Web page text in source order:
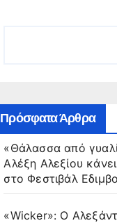
Πρόσφατα Άρθρα
«Θάλασσα από
Αλέξη Αλεξίου
στο Φεστιβάλ
«Wicker»: Ο